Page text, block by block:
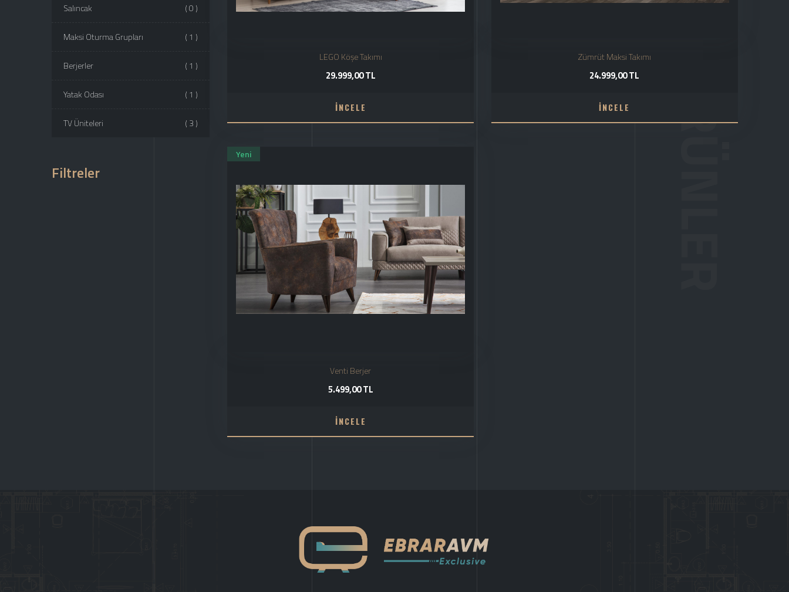
Salıncak ( 0 )
Maksi Oturma Grupları ( 1 )
Berjerler ( 1 )
Yatak Odası ( 1 )
TV Üniteleri ( 3 )
Filtreler
LEGO Köşe Takımı
29.999,00 TL
İNCELE
Zümrüt Maksi Takımı
24.999,00 TL
İNCELE
Yeni
Venti Berjer
5.499,00 TL
İNCELE